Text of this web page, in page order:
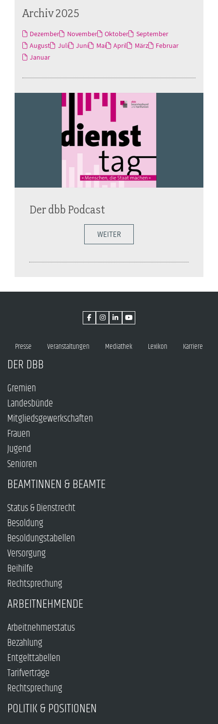
Archiv 2025
Dezember November Oktober
September
August
Juli Juni Mai April März
Februar
Januar
Der dbb Podcast
WEITER
Presse Veranstaltungen Mediathek Lexikon Karriere
DER DBB
Gremien
Landesbünde
Mitgliedsgewerkschaften
Frauen
Jugend
Senioren
BEAMTINNEN & BEAMTE
Status & Dienstrecht
Besoldung
Besoldungstabellen
Versorgung
Beihilfe
Rechtsprechung
ARBEITNEHMENDE
Arbeitnehmerstatus
Bezahlung
Entgelttabellen
Tarifverträge
Rechtsprechung
POLITIK & POSITIONEN